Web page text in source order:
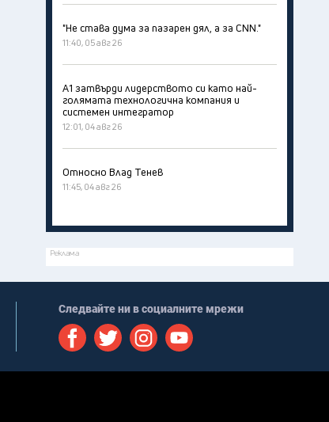
"Не става дума за пазарен дял, а за CNN."
11:40, 05 авг 26
А1 затвърди лидерството си като най-
голямата технологична компания и
системен интегратор
12:01, 04 авг 26
Относно Влад Тенев
11:45, 04 авг 26
Реклама
Следвайте ни в социалните мрежи